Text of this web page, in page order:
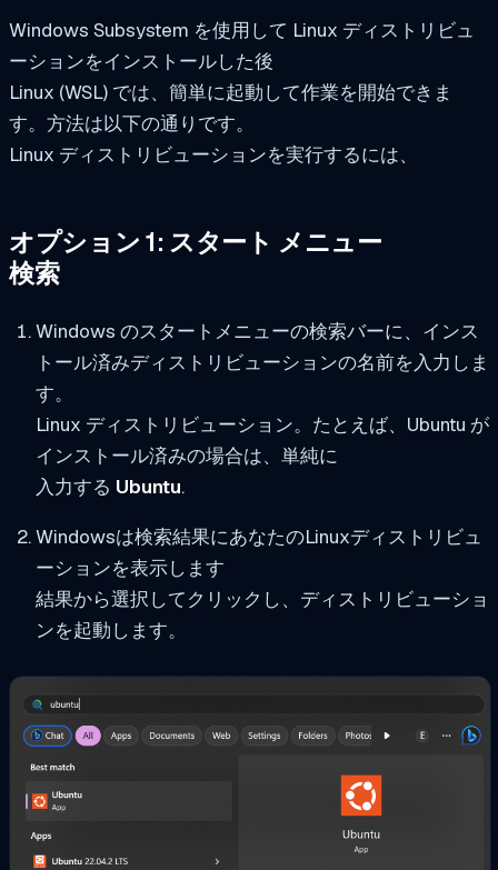
Windows Subsystem を使用して Linux ディストリビュ
ーションをインストールした後
Linux (WSL) では、簡単に起動して作業を開始できま
す。方法は以下の通りです。
Linux ディストリビューションを実行するには、
オプション 1: スタート メニュー
検索
Windows のスタートメニューの検索バーに、インス
トール済みディストリビューションの名前を入力しま
す。
Linux ディストリビューション。たとえば、Ubuntu が
インストール済みの場合は、単純に
入力する Ubuntu.
Windowsは検索結果にあなたのLinuxディストリビュ
ーションを表示します
結果から選択してクリックし、ディストリビューショ
ンを起動します。